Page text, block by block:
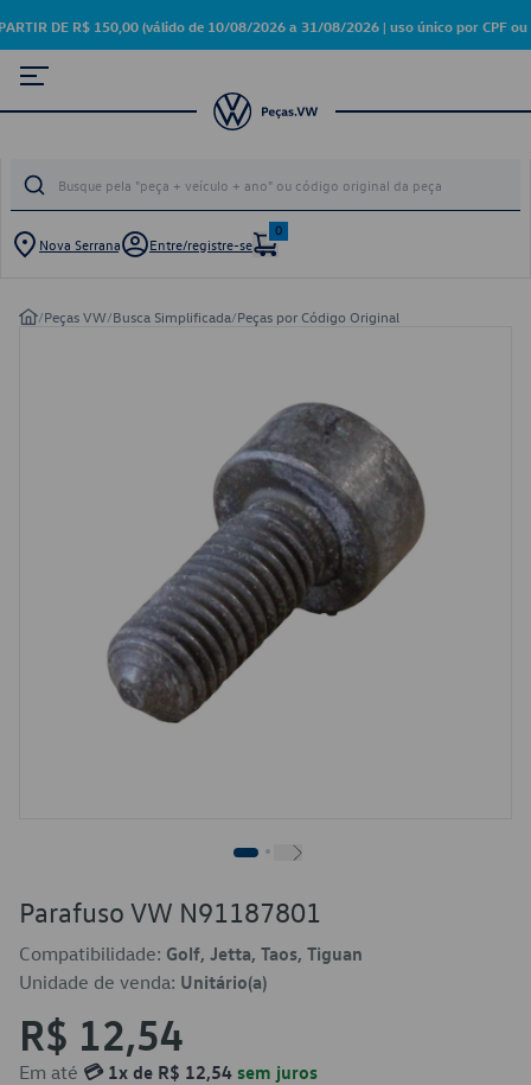
DE R$ 150,00 (válido de 10/08/2026 a 31/08/2026 | uso único por CPF ou
Nova Serrana Entre/registre-se
0
/Peças VW/Busca Simplificada/Peças por Código Original
Parafuso VW N91187801
Compatibilidade: Golf, Jetta, Taos, Tiguan
Unidade de venda: Unitário(a)
R$ 12,54
Em até 💳 1x de R$ 12,54 sem juros